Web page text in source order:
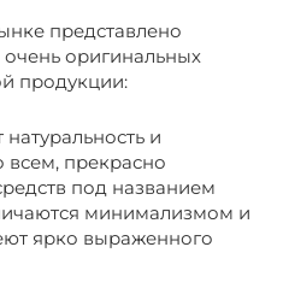
представлено
оригинальных
продукции:
натуральность и
всем, прекрасно
под названием
минимализмом и
ярко выраженного